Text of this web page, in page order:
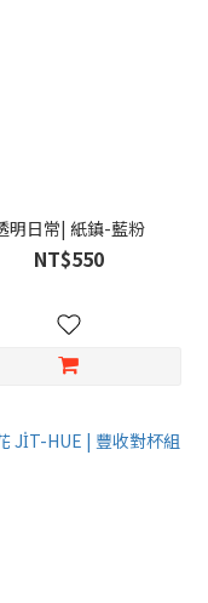
明日常| 紙鎮-藍粉
NT$550